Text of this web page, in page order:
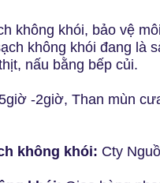
không khói, bảo vệ
không khói đang là
nấu bằng bếp củi.
-2giờ, Than mùn
không khói: Cty